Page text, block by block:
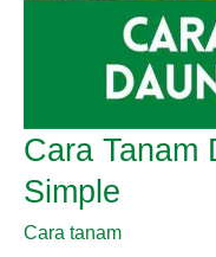
Cara Tanam
Simple
Cara tanam